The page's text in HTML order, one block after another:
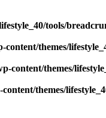
tools/
themes/
content/themes/
themes/